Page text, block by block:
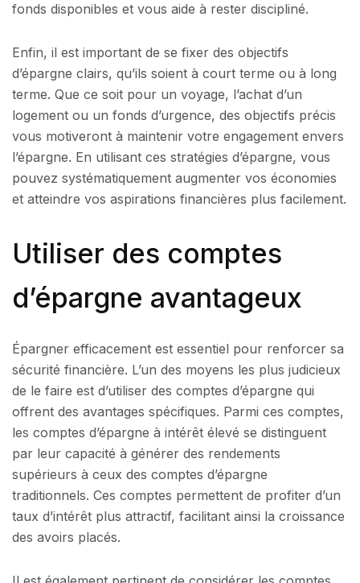
fonds disponibles et vous aide à rester discipliné.
Enfin, il est important de se fixer des objectifs
d’épargne clairs, qu’ils soient à court terme ou à long
terme. Que ce soit pour un voyage, l’achat d’un
logement ou un fonds d’urgence, des objectifs précis
vous motiveront à maintenir votre engagement envers
l’épargne. En utilisant ces stratégies d’épargne, vous
pouvez systématiquement augmenter vos économies
et atteindre vos aspirations financières plus facilement.
Utiliser des comptes
d’épargne avantageux
Épargner efficacement est essentiel pour renforcer sa
sécurité financière. L’un des moyens les plus judicieux
de le faire est d’utiliser des comptes d’épargne qui
offrent des avantages spécifiques. Parmi ces comptes,
les comptes d’épargne à intérêt élevé se distinguent
par leur capacité à générer des rendements
supérieurs à ceux des comptes d’épargne
traditionnels. Ces comptes permettent de profiter d’un
taux d’intérêt plus attractif, facilitant ainsi la croissance
des avoirs placés.